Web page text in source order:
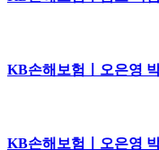
KB손해보험ㅣ오은영
KB손해보험ㅣ오은영